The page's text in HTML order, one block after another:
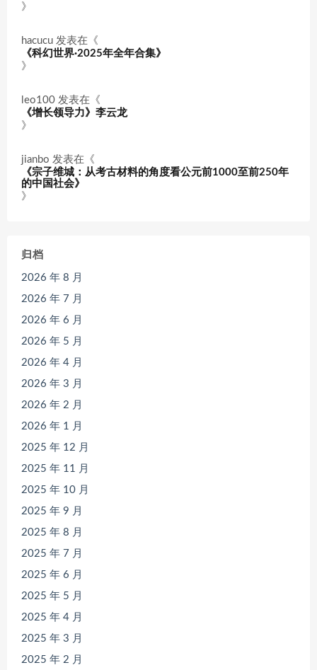
》
hacucu 发表在《
《科幻世界·2025年全年合集》
》
leo100 发表在《
《增长领导力》李云龙
》
jianbo 发表在《
《宗子维城：从考古材料的角度看公元前1000至前250年
的中国社会》
》
归档
2026 年 8 月
2026 年 7 月
2026 年 6 月
2026 年 5 月
2026 年 4 月
2026 年 3 月
2026 年 2 月
2026 年 1 月
2025 年 12 月
2025 年 11 月
2025 年 10 月
2025 年 9 月
2025 年 8 月
2025 年 7 月
2025 年 6 月
2025 年 5 月
2025 年 4 月
2025 年 3 月
2025 年 2 月